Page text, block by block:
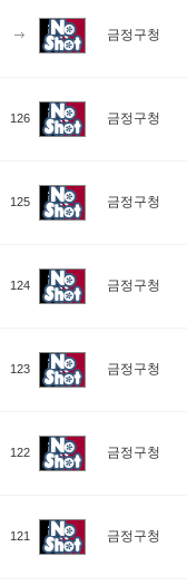
금정구청
126 금정구청
125 금정구청
124 금정구청
123 금정구청
122 금정구청
121 금정구청